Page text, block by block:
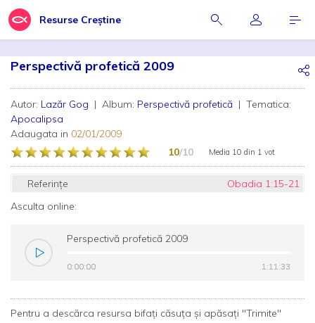
Resurse Creștine
Perspectivă profetică 2009
Autor: Lazăr Gog | Album: Perspectivă profetică | Tematica:
Apocalipsa
Adaugata in 02/01/2009
10/10 Media 10 din 1 vot
Referințe
Obadia 1:15-21
Asculta online:
Perspectivă profetică 2009
0:00:00 1:11:33
0:00:00 1:11:33
Pentru a descărca resursa bifați căsuța și apăsați "Trimite"